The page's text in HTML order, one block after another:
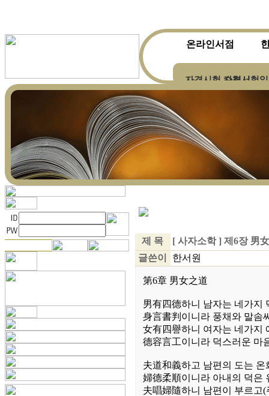
온라인서점
자격시험 수험서
자격시험
제 목
[ 사자소학 ] 제6장 男
글쓴이
한서원
第6章 男女之道
男有四德하니 남자는 네가지
身言書判이니라 풍채와 말솜
女有四譽하니 여자는 네가지
德容言工이니라 덕스러운 마
夫道和義하고 남편의 도는 온
婦德柔順이니라 아내의 덕은
夫唱婦隨하니 남편이 부르고